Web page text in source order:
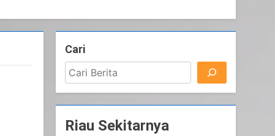
Cari
Riau Sekitarnya